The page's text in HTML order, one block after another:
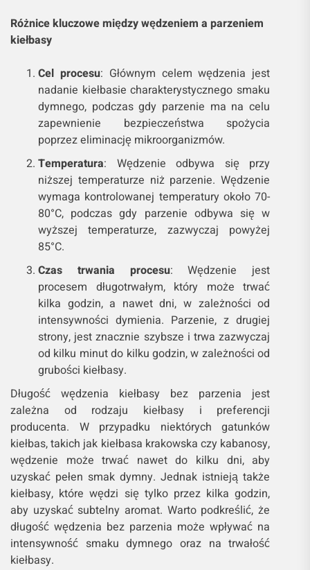
Różnice kluczowe między wędzeniem a parzeniem
kiełbasy
Cel procesu: Głównym celem wędzenia jest
nadanie kiełbasie charakterystycznego smaku
dymnego, podczas gdy parzenie ma na celu
zapewnienie bezpieczeństwa spożycia
poprzez eliminację mikroorganizmów.
Temperatura: Wędzenie odbywa się przy
niższej temperaturze niż parzenie. Wędzenie
wymaga kontrolowanej temperatury około 70-
80°C, podczas gdy parzenie odbywa się w
wyższej temperaturze, zazwyczaj powyżej
85°C.
Czas trwania procesu: Wędzenie jest
procesem długotrwałym, który może trwać
kilka godzin, a nawet dni, w zależności od
intensywności dymienia. Parzenie, z drugiej
strony, jest znacznie szybsze i trwa zazwyczaj
od kilku minut do kilku godzin, w zależności od
grubości kiełbasy.
Długość wędzenia kiełbasy bez parzenia jest
zależna od rodzaju kiełbasy i preferencji
producenta. W przypadku niektórych gatunków
kiełbas, takich jak kiełbasa krakowska czy kabanosy,
wędzenie może trwać nawet do kilku dni, aby
uzyskać pełen smak dymny. Jednak istnieją także
kiełbasy, które wędzi się tylko przez kilka godzin,
aby uzyskać subtelny aromat. Warto podkreślić, że
długość wędzenia bez parzenia może wpływać na
intensywność smaku dymnego oraz na trwałość
kiełbasy.